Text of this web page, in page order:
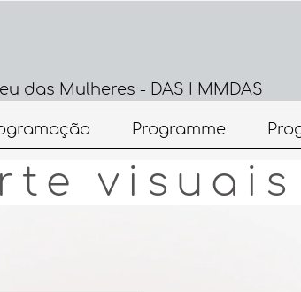
das Mulheres - DAS I MMDAS
Programme
visuais